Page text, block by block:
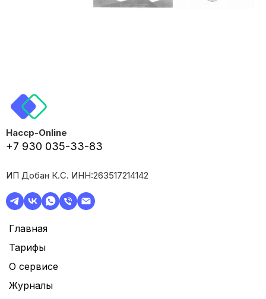
Haccp-Online
+7 930 035-33-83
ИП Добан К.С. ИНН:263517214142
Главная
Тарифы
О сервисе
Журналы